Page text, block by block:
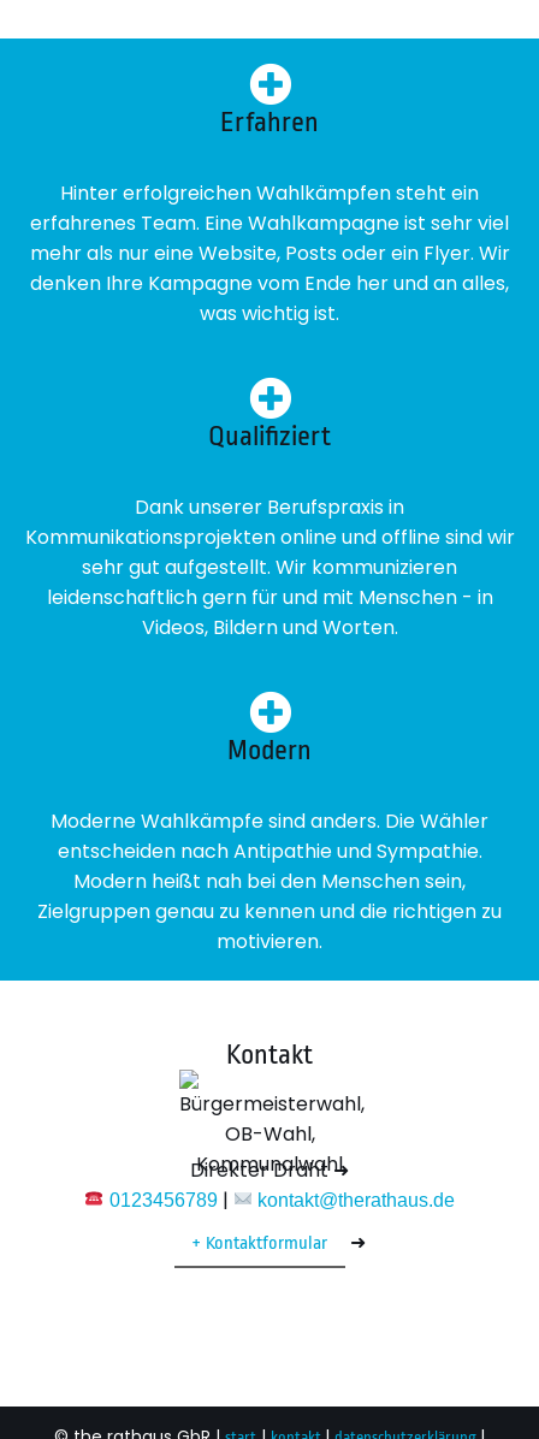
Erfahren
Hinter erfolgreichen Wahlkämpfen steht ein
erfahrenes Team. Eine Wahlkampagne ist sehr viel
mehr als nur eine Website, Posts oder ein Flyer. Wir
denken Ihre Kampagne vom Ende her und an alles,
was wichtig ist.
Qualifiziert
Dank unserer Berufspraxis in
Kommunikationsprojekten online und offline sind wir
sehr gut aufgestellt. Wir kommunizieren
leidenschaftlich gern für und mit Menschen - in
Videos, Bildern und Worten.
Modern
Moderne Wahlkämpfe sind anders. Die Wähler
entscheiden nach Antipathie und Sympathie.
Modern heißt nah bei den Menschen sein,
Zielgruppen genau zu kennen und die richtigen zu
motivieren.
Kontakt
Direkter Draht ➜
0123456789| kontakt@therathaus.de
Kontaktformular ➜